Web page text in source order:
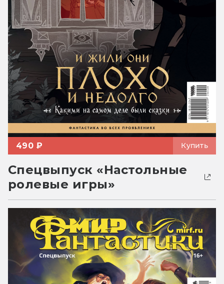
490 ₽ Купить
Спецвыпуск «Настольные
ролевые игры»